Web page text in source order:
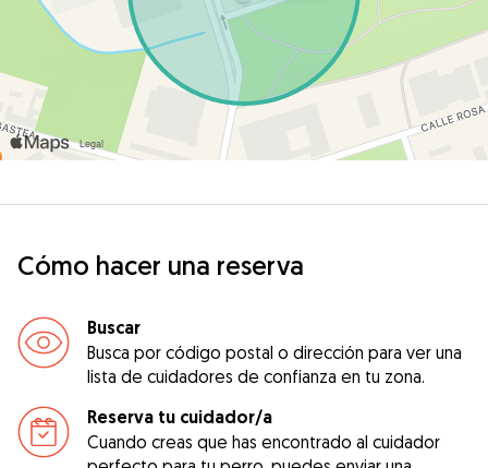
Cómo hacer una reserva
Buscar
Busca por código postal o dirección para ver una
lista de cuidadores de confianza en tu zona.
Reserva tu cuidador/a
Cuando creas que has encontrado al cuidador